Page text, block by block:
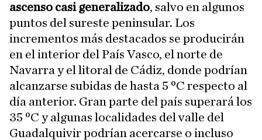
ascenso casi generalizado, salvo en algunos
puntos del sureste peninsular. Los
incrementos más destacados se producirán
en el interior del País Vasco, el norte de
Navarra y el litoral de Cádiz, donde podrían
alcanzarse subidas de hasta 5 ºC respecto al
día anterior. Gran parte del país superará los
35 ºC y algunas localidades del valle del
Guadalquivir podrían acercarse o incluso